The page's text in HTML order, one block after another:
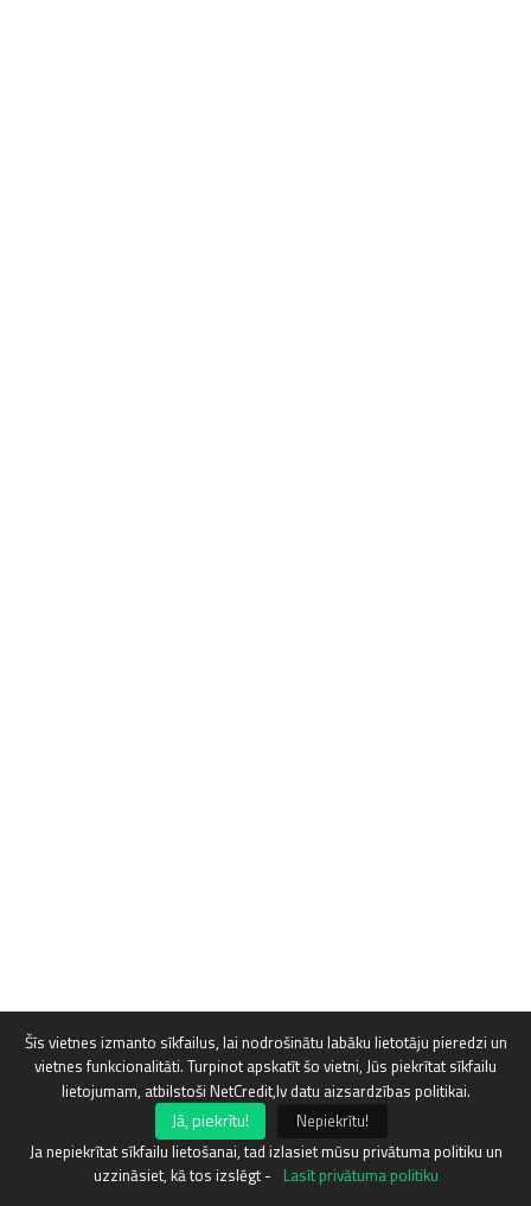
Šīs vietnes izmanto sīkfailus, lai nodrošinātu labāku lietotāju pieredzi un
vietnes funkcionalitāti. Turpinot apskatīt šo vietni, Jūs piekrītat sīkfailu
lietojumam, atbilstoši NetCredit,lv datu aizsardzības politikai.
Jā, piekrītu!
Nepiekrītu!
Ja nepiekrītat sīkfailu lietošanai, tad izlasiet mūsu privātuma politiku un
uzzināsiet, kā tos izslēgt - Lasīt privātuma politiku